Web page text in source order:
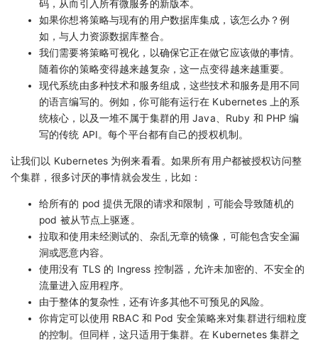
码，从而引入所有微服务的新版本。
如果你想将策略与现有的用户数据库集成，该怎么办？例
如，与人力资源数据库整合。
我们需要将策略可视化，以确保它正在做它应该做的事情。
随着你的策略变得越来越复杂，这一点变得越来越重要。
现代系统由多种技术和服务组成，这些技术和服务是用不同
的语言编写的。例如，你可能有运行在 Kubernetes 上的系
统核心，以及一堆不属于集群的用 Java、Ruby 和 PHP 编
写的传统 API。每个平台都有自己的授权机制。
让我们以 Kubernetes 为例来看看。如果所有用户都被授权访问整
个集群，很多讨厌的事情就会发生，比如：
给所有的 pod 提供无限的请求和限制，可能会导致随机的
pod 被从节点上驱逐。
拉取和使用未经测试的、杂乱无章的镜像，可能包含安全漏
洞或恶意内容。
使用没有 TLS 的 Ingress 控制器，允许未加密的、不安全的
流量进入应用程序。
由于整体的复杂性，还有许多其他不可预见的风险。
你肯定可以使用 RBAC 和 Pod 安全策略来对集群进行细粒度
的控制。但同样，这只适用于集群。在 Kubernetes 集群之